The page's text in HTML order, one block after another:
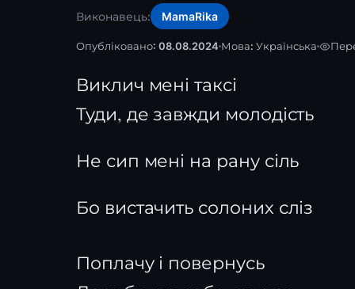
Виконавець: MamaRika
Опубліковано: 08.08.2024 Мова: Українська
Виклич мені таксі
Туди, де завжди молодість
Не сип мені на рану сіль
Бо вистачить солоних сліз
Поплачу і повернусь